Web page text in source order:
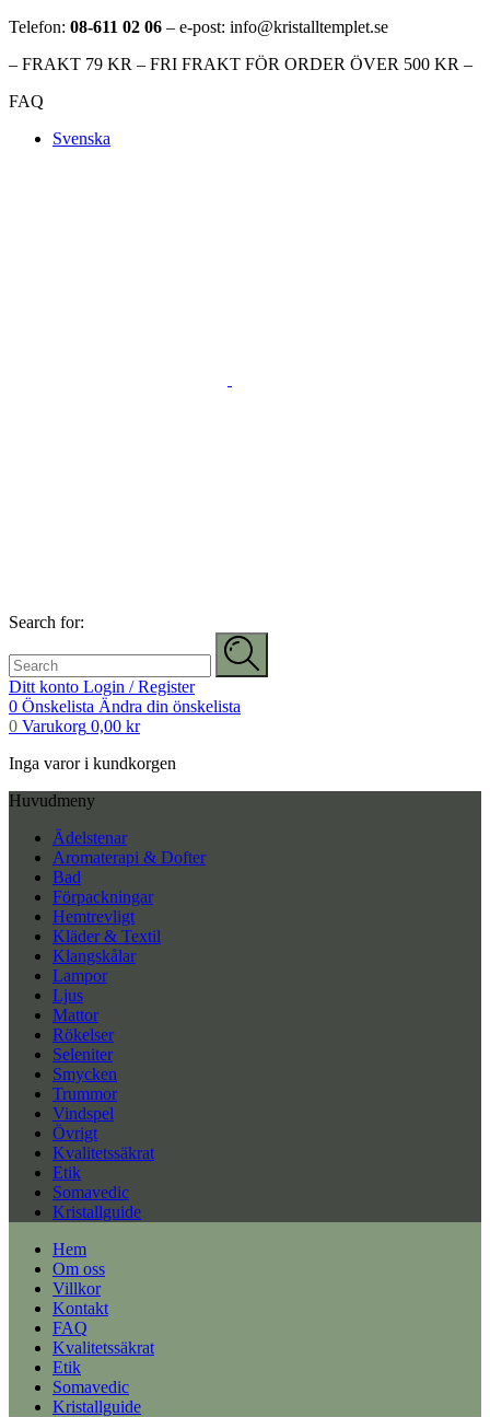
Telefon: 08-611 02 06 – e-post: info@kristalltemplet.se
– FRAKT 79 KR – FRI FRAKT FÖR ORDER ÖVER 500 KR –
FAQ
Svenska
Search for:
Ditt konto Login / Register
0 Önskelista Ändra din önskelista
0 Varukorg 0,00 kr
Inga varor i kundkorgen
Huvudmeny
Ädelstenar
Aromaterapi & Dofter
Bad
Förpackningar
Hemtrevligt
Kläder & Textil
Klangskålar
Lampor
Ljus
Mattor
Rökelser
Seleniter
Smycken
Trummor
Vindspel
Övrigt
Kvalitetssäkrat
Etik
Somavedic
Kristallguide
Hem
Om oss
Villkor
Kontakt
FAQ
Kvalitetssäkrat
Etik
Somavedic
Kristallguide